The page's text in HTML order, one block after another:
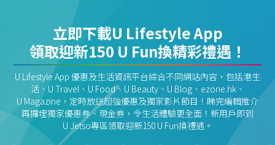
立即下載U Lifestyle App
領取迎新150 U Fun換精彩禮遇！
U Lifestyle App 優惠及生活資訊平台綜合不同網站內容，包括港生
活、U Travel、U Food、U Beauty、U Blog、ezone.hk、
U Magazine，定時放送超強優惠及獨家影片節目！睇完編輯推介
再攞埋獨家優惠券、現金券，令生活體驗更全面！新用戶即到
U Jetso專區領取迎新150 U Fun換禮遇。